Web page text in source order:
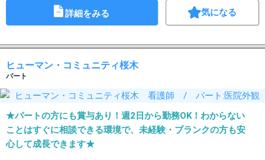
詳細をみる 気になる
ヒューマン・コミュニティ桜木
パート
★パートの方にも賞与あり！週2日から勤務OK！わからない
ことはすぐに相談できる環境で、未経験・ブランクの方も安
心して成長できます★